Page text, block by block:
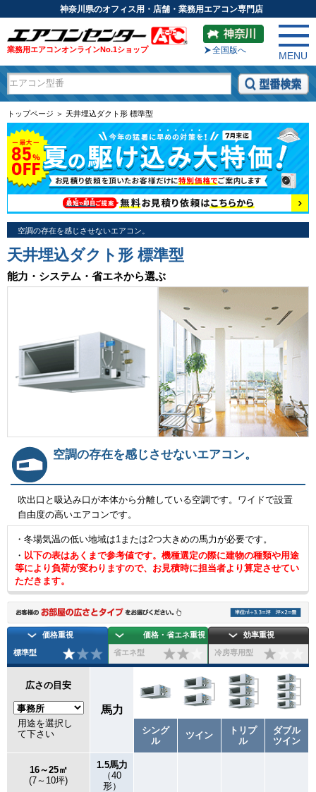
神奈川県のオフィス用・店舗・業務用エアコン専門店
業務用エアコンオンラインNo.1ショップ 全国版へ
MENU
トップページ ＞ 天井埋込ダクト形 標準型
空調の存在を感じさせないエアコン。
天井埋込ダクト形 標準型
能力・システム・省エネから選ぶ
空調の存在を感じさせないエアコン。
吹出口と吸込み口が本体から分離している空調です。ワイドで設置
自由度の高いエアコンです。
・冬場気温の低い地域は1または2つ大きめの馬力が必要です。
・ 以下の表はあくまで参考値です。機種選定の際に建物の種類や用途
等により負荷が変わりますので、お見積時に担当者より算定させてい
ただきます。
価格重視
標準型
価格・省エネ重視
省エネ型
効率重視
冷房専用型
広さの目安
用途を選択し
て下さい
馬力
シング
ル
ツイン
トリプ
ル
ダブル
ツイン
16～25㎡
(7～10坪)
1.5馬力
（40
形）